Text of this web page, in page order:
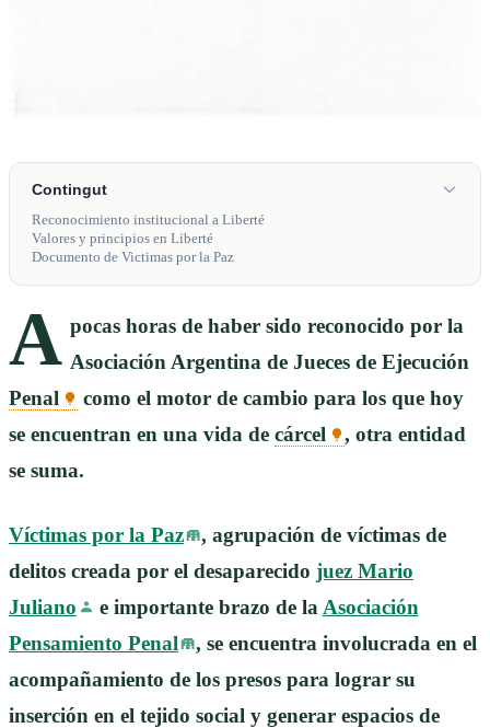
Contingut
Reconocimiento institucional a Liberté
Valores y principios en Liberté
Documento de Victimas por la Paz
A pocas horas de haber sido reconocido por la
Asociación Argentina de Jueces de Ejecución
Penal
como el motor de cambio para los que hoy
se encuentran en una vida de cárcel
, otra entidad
se suma.
Víctimas por la Paz
, agrupación de víctimas de
delitos creada por el desaparecido juez Mario
Juliano
e importante brazo de la Asociación
Pensamiento Penal
, se encuentra involucrada en el
acompañamiento de los presos para lograr su
inserción en el tejido social y generar espacios de